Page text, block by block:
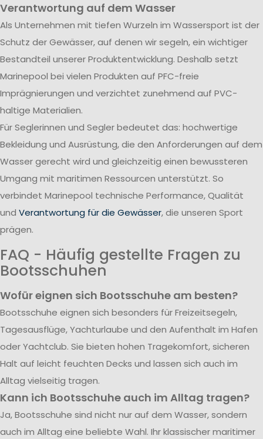
Verantwortung auf dem Wasser
Als Unternehmen mit tiefen Wurzeln im Wassersport ist der
Schutz der Gewässer, auf denen wir segeln, ein wichtiger
Bestandteil unserer Produktentwicklung. Deshalb setzt
Marinepool bei vielen Produkten auf PFC-freie
Imprägnierungen und verzichtet zunehmend auf PVC-
haltige Materialien.
Für Seglerinnen und Segler bedeutet das: hochwertige
Bekleidung und Ausrüstung, die den Anforderungen auf dem
Wasser gerecht wird und gleichzeitig einen bewussteren
Umgang mit maritimen Ressourcen unterstützt. So
verbindet Marinepool technische Performance, Qualität
und Verantwortung für die Gewässer, die unseren Sport
prägen.
FAQ - Häufig gestellte Fragen zu
Bootsschuhen
Wofür eignen sich Bootsschuhe am besten?
Bootsschuhe eignen sich besonders für Freizeitsegeln,
Tagesausflüge, Yachturlaube und den Aufenthalt im Hafen
oder Yachtclub. Sie bieten hohen Tragekomfort, sicheren
Halt auf leicht feuchten Decks und lassen sich auch im
Alltag vielseitig tragen.
Kann ich Bootsschuhe auch im Alltag tragen?
Ja, Bootsschuhe sind nicht nur auf dem Wasser, sondern
auch im Alltag eine beliebte Wahl. Ihr klassischer maritimer